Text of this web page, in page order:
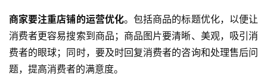
商家要注重店铺的运营优化。包括商品的标题优化，以便让
消费者更容易搜索到商品；商品图片要清晰、美观，吸引消
费者的眼球；同时，要及时回复消费者的咨询和处理售后问
题，提高消费者的满意度。